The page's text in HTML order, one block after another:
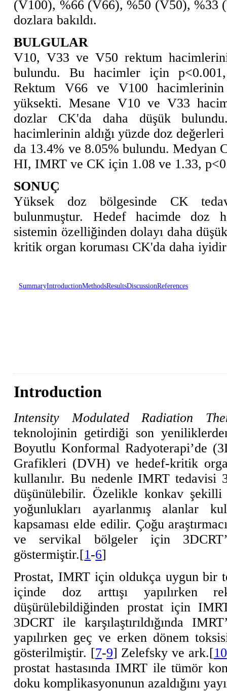
(V100), %66 (V66), %50 (V50), %33
dozlara bakıldı.
BULGULAR
V10, V33 ve V50 rektum
bulundu. Bu hacimler için
Rektum V66 ve V100
yüksekti. Mesane V10 ve V33
dozlar CK'da daha düşük
hacimlerinin aldığı yüzde doz
da 13.4% ve 8.05% bulundu. Medyan
HI, IMRT ve CK için 1.08 ve 1.33,
SONUÇ
Yüksek doz bölgesinde CK
bulunmuştur. Hedef hacimde doz
sistemin özelliğinden dolayı daha
kritik organ koruması CK'da daha
SummaryIntroductionMethodsResultsDiscussionReferences
Introduction
Intensity Modulated Radiation
teknolojinin getirdiği son
Boyutlu Konformal Radyoterapi’de
Grafikleri (DVH) ve hedef-kritik
kullanılır. Bu nedenle IMRT tedavisi
düşünülebilir. Özelikle konkav
yoğunlukları ayarlanmış alanlar
kapsaması elde edilir. Çoğu
ve servikal bölgeler için
göstermiştir.[1 -6]
Prostat, IMRT için oldukça uygun bir
içinde doz arttışı yapılırken
düşürülebildiğinden prostat için
3DCRT ile karşılaştırıldığında
yapılırken geç ve erken dönem
gösterilmiştir. [7-9] Zelefsky ve ark.[10
prostat hastasında IMRT ile tümör
doku komplikasyonunun azaldığını